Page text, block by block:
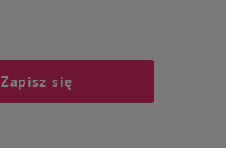
Zapisz się